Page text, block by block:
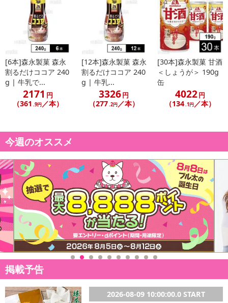
[6本]森永製菓 森永
割るだけココア 240
g | 牛乳で...
2171 円
（361 .9円／本）
[12本]森永製菓 森永
割るだけココア 240
g | 牛乳...
3326円
（277.2円 ／本）
[30本]森永製菓 甘酒
＜しょうが＞ 190g
缶
4022円
（134.1円 ／本）
今週のオススメ
掲載予告
2026-08-09 10:00:00.0 START